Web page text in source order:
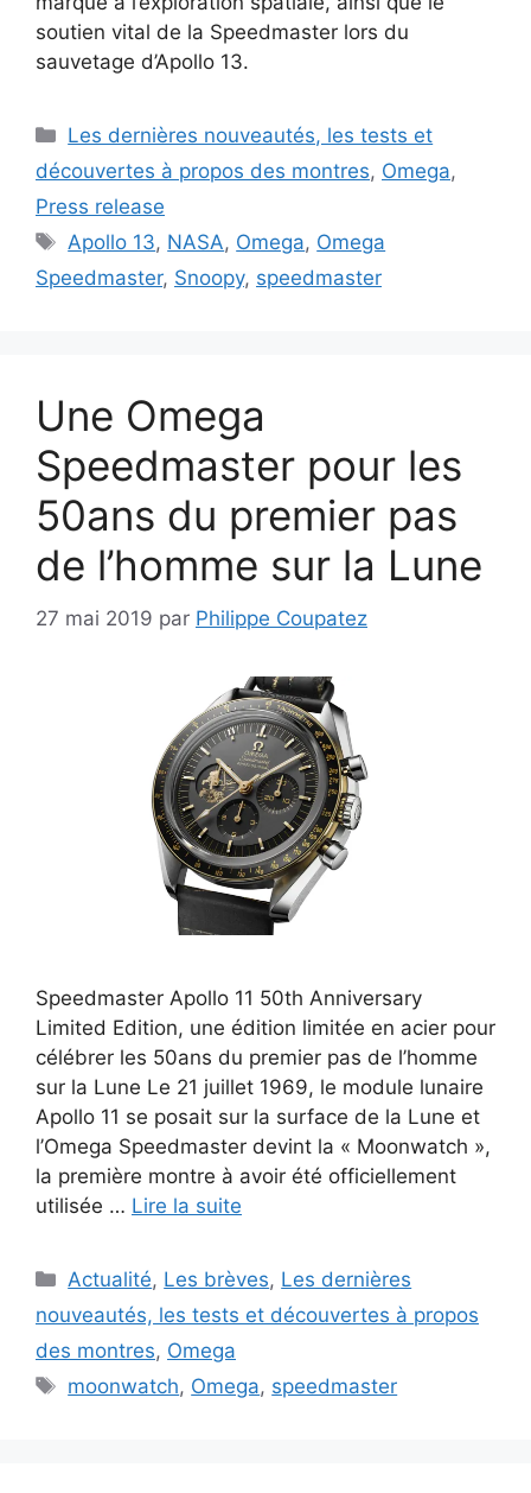
soutien vital de la Speedmaster lors du
sauvetage d’Apollo 13.
Catégories
Les dernières nouveautés, les tests et
découvertes à propos des montres, Omega,
Press release
Étiquettes
Apollo 13, NASA, Omega, Omega
Speedmaster, Snoopy, speedmaster
Une Omega
Speedmaster pour les
50ans du premier pas
de l’homme sur la Lune
27 mai 2019 par Philippe Coupatez
Speedmaster Apollo 11 50th Anniversary
Limited Edition, une édition limitée en acier pour
célébrer les 50ans du premier pas de l’homme
sur la Lune Le 21 juillet 1969, le module lunaire
Apollo 11 se posait sur la surface de la Lune et
l’Omega Speedmaster devint la « Moonwatch »,
la première montre à avoir été officiellement
utilisée … Lire la suite
Catégories
Actualité, Les brèves, Les dernières
nouveautés, les tests et découvertes à propos
des montres, Omega
Étiquettes
moonwatch, Omega, speedmaster